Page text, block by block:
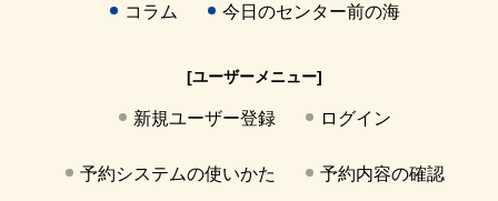
コラム 今日のセンター前の海
[ユーザーメニュー]
新規ユーザー登録 ログイン
予約システムの使いかた 予約内容の確認